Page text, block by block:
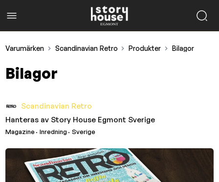
Varumärken Scandinavian Retro Produkter Bilagor
Bilagor
Scandinavian Retro
Hanteras av Story House Egmont Sverige
Magazine· Inredning · Sverige